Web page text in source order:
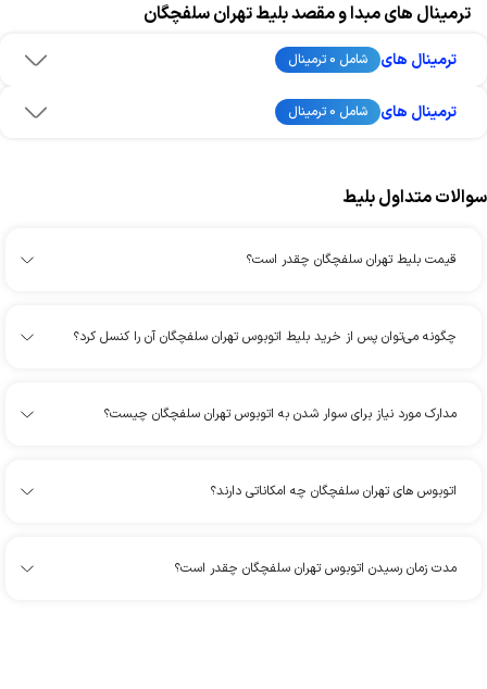
ترمینال های مبدا و مقصد بلیط تهران سلفچگان
ترمینال های شامل 0 ترمینال
ترمینال های شامل 0 ترمینال
سوالات متداول بلیط
قیمت بلیط تهران سلفچگان چقدر است؟
چگونه می‌توان پس از خرید بلیط اتوبوس تهران سلفچگان آن را کنسل کرد؟
مدارک مورد نیاز برای سوار شدن به اتوبوس تهران سلفچگان چیست؟
اتوبوس های تهران سلفچگان چه امکاناتی دارند؟
مدت زمان رسیدن اتوبوس تهران سلفچگان چقدر است؟